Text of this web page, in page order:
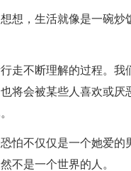
想，生活就像是一碗炒
走不断理解的过程。我
将会被某些人喜欢或厌
怕不仅仅是一个她爱的
不是一个世界的人。